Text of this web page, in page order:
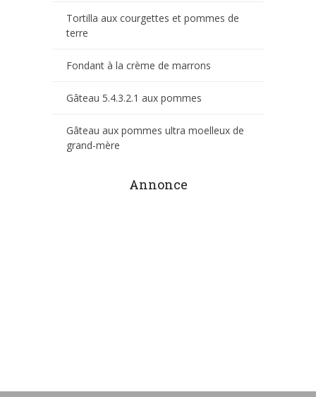
Tortilla aux courgettes et pommes de
terre
Fondant à la crème de marrons
Gâteau 5.4.3.2.1 aux pommes
Gâteau aux pommes ultra moelleux de
grand-mère
Annonce